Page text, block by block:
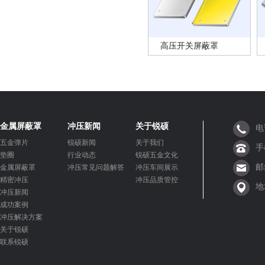
高压开关屏蔽罩
金属屏蔽罩
五金弹片
垫圈
金属屏蔽罩
精密冲压
冲压新闻
成功案例
冲压解决方案
关于锐硕
联系锐硕
冲压新闻
锐硕新闻
行业动态
冲压常见问题解答
关于锐硕
关于我们
锐硕五金文化
冲压车间展示
冲压品质管控
手